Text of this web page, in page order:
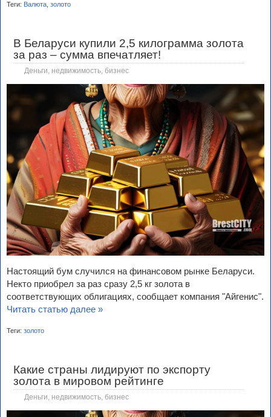
Теги: Валюта золото
В Беларуси купили 2,5 килограмма золота
за раз – сумма впечатляет!
Деньги, недвижимость, бизнес
Настоящий бум случился на финансовом рынке Беларуси.
Некто приобрел за раз сразу 2,5 кг золота в
соответствующих облигациях, сообщает компания "Айгенис".
Читать статью далее »
Теги: золото
Какие страны лидируют по экспорту
золота в мировом рейтинге
Деньги, недвижимость, бизнес